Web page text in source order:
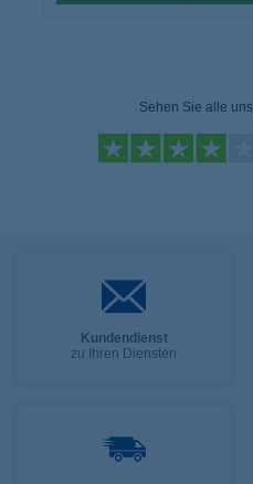
Sehen Sie alle
Kundendienst
zu Ihren Diensten